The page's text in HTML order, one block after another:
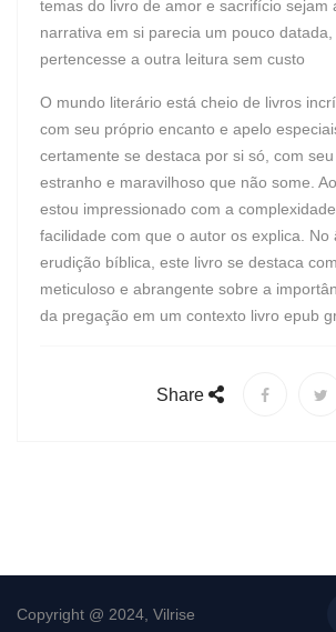
temas do livro de amor e sacrifício sejam
narrativa em si parecia um pouco datada,
pertencesse a outra leitura sem custo
O mundo literário está cheio de livros
com seu próprio encanto e apelo
certamente se destaca por si só, com
estranho e maravilhoso que não some.
estou impressionado com a
facilidade com que o autor os explica. No
erudição bíblica, este livro se destaca
meticuloso e abrangente sobre a
da pregação em um contexto livro epub
Share
Copyright @ 2024, Vilrise